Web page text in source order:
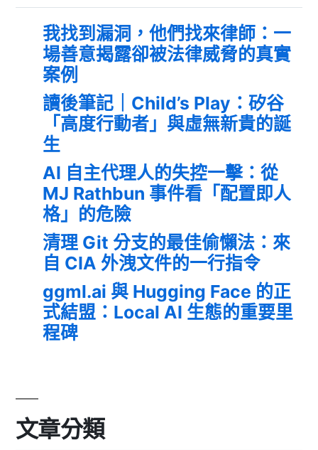
我找到漏洞，他們找來律師：一
場善意揭露卻被法律威脅的真實
案例
讀後筆記｜Child’s Play：矽谷
「高度行動者」與虛無新貴的誕
生
AI 自主代理人的失控一擊：從
MJ Rathbun 事件看「配置即人
格」的危險
清理 Git 分支的最佳偷懶法：來
自 CIA 外洩文件的一行指令
ggml.ai 與 Hugging Face 的正
式結盟：Local AI 生態的重要里
程碑
文章分類